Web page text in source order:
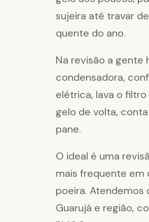
sujeira até travar
quente do ano.
Na revisão a gente
condensadora,
elétrica, lava o
gelo de volta,
pane.
O ideal é uma
mais frequente
poeira.
Guarujá e região,